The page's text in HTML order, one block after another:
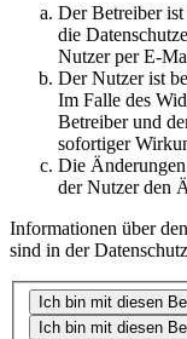
Der Betreiber
die
Nutzer per E-
Der Nutzer ist
Im Falle des
Betreiber und
sofortiger
Die
der Nutzer den
Informationen über
sind in der